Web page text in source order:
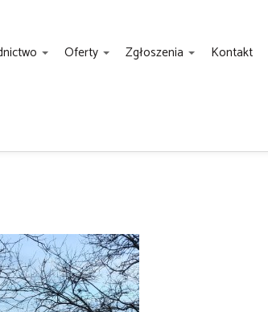
Oferty Zgłoszenia Kontakt